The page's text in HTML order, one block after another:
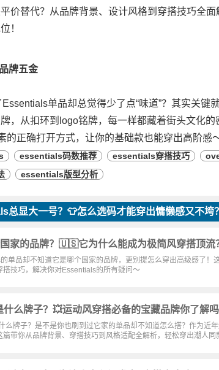
价替代？从品牌背景、设计风格到穿搭技巧全
！
牌五金
单品却总觉得少了点“味道”？其实关键
，从扣环到logo铭牌，每一样都藏着街头文化的
的正确打开方式，让你的基础款也能穿出高阶感
essentials码数推荐 essentials穿搭技巧
essentials版型分析
总显大一号？👕怎么选码才能穿出慵懒感又不
家的品牌？🇺🇸它为什么能成为极简风穿搭顶流
单品却不知道它是哪个国家的品牌，更别提怎么穿出高级感了！
搭技巧，解决你对Essentials的所有疑问～
么牌子？💥运动风穿搭必备的宝藏品牌你了解吗
么牌子？是不是你也刷到过它家的单品却不知道怎么搭？作为近
带你从品牌背景、穿搭技巧到风格适配全解析，轻松穿出潮人同